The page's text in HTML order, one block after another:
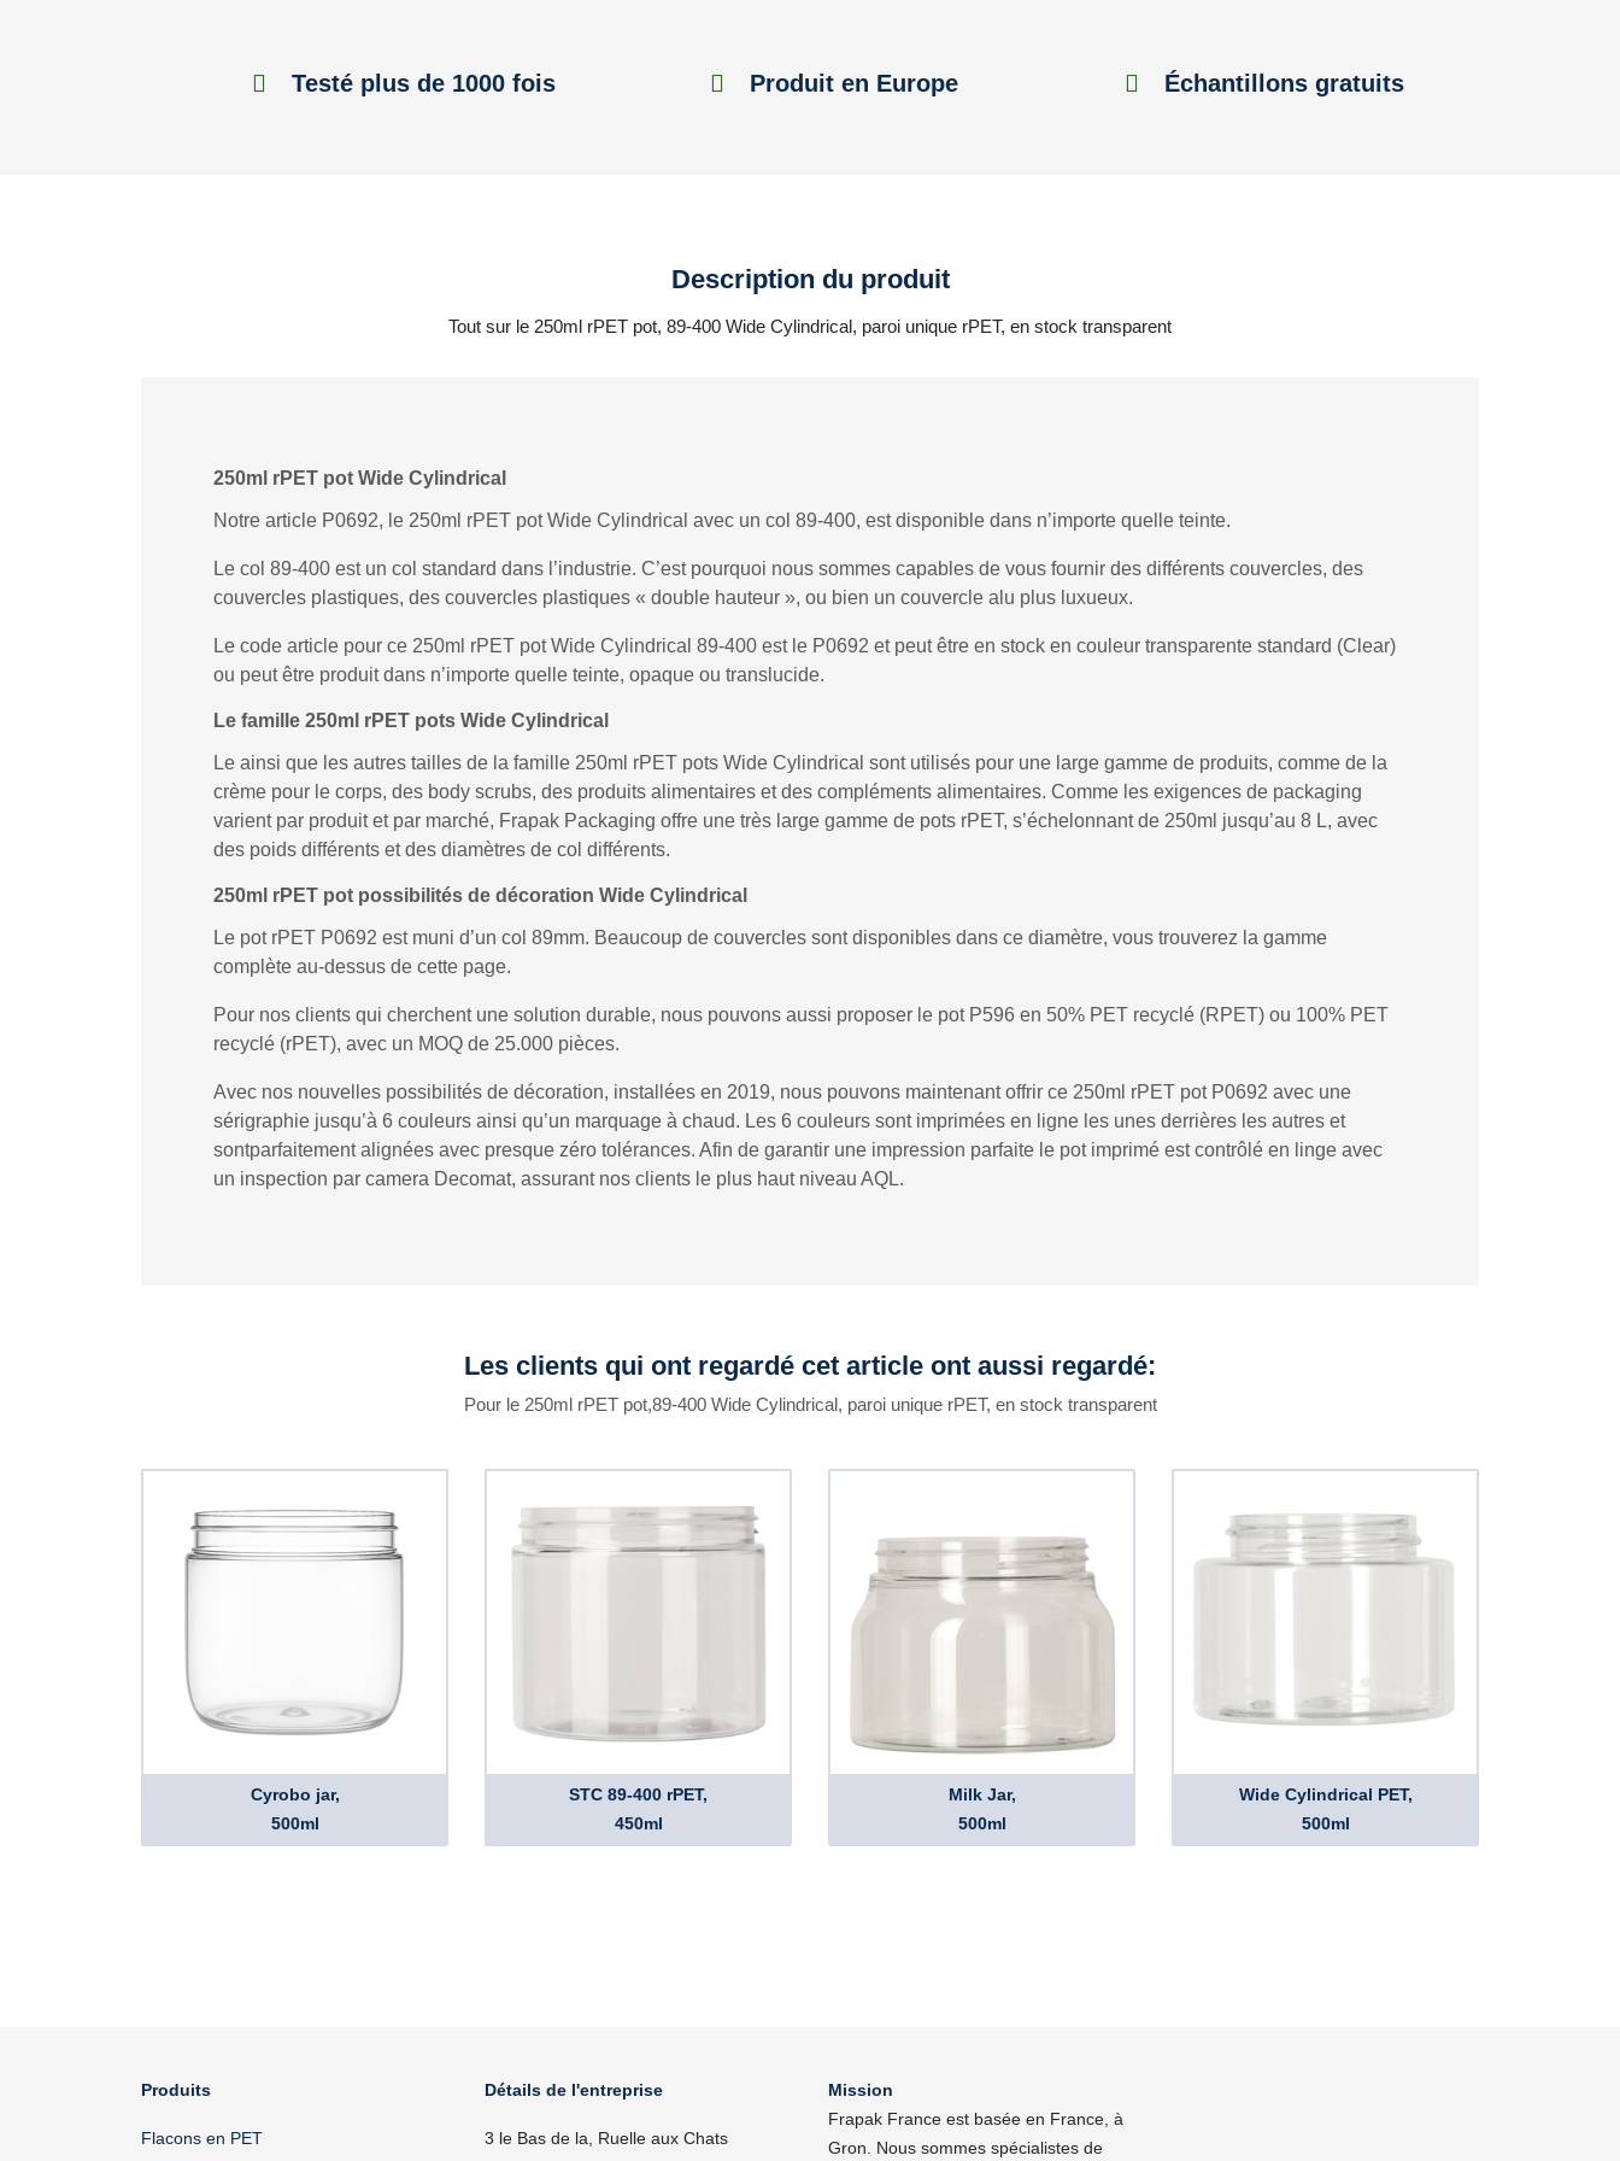
Testé plus de 1000 fois Produit en Europe Échantillons gratuits
Description du produit
Tout sur le 250ml rPET pot, 89-400 Wide Cylindrical, paroi unique rPET, en stock transparent
250ml rPET pot Wide Cylindrical
Notre article P0692, le 250ml rPET pot Wide Cylindrical avec un col 89-400, est disponible dans n’importe quelle teinte.
Le col 89-400 est un col standard dans l’industrie. C’est pourquoi nous sommes capables de vous fournir des différents couvercles, des
couvercles plastiques, des couvercles plastiques « double hauteur », ou bien un couvercle alu plus luxueux.
Le code article pour ce 250ml rPET pot Wide Cylindrical 89-400 est le P0692 et peut être en stock en couleur transparente standard (Clear)
ou peut être produit dans n’importe quelle teinte, opaque ou translucide.
Le famille 250ml rPET pots Wide Cylindrical
Le ainsi que les autres tailles de la famille 250ml rPET pots Wide Cylindrical sont utilisés pour une large gamme de produits, comme de la
crème pour le corps, des body scrubs, des produits alimentaires et des compléments alimentaires. Comme les exigences de packaging
varient par produit et par marché, Frapak Packaging offre une très large gamme de pots rPET, s’échelonnant de 250ml jusqu’au 8 L, avec
des poids différents et des diamètres de col différents.
250ml rPET pot possibilités de décoration Wide Cylindrical
Le pot rPET P0692 est muni d’un col 89mm. Beaucoup de couvercles sont disponibles dans ce diamètre, vous trouverez la gamme
complète au-dessus de cette page.
Pour nos clients qui cherchent une solution durable, nous pouvons aussi proposer le pot P596 en 50% PET recyclé (RPET) ou 100% PET
recyclé (rPET), avec un MOQ de 25.000 pièces.
Avec nos nouvelles possibilités de décoration, installées en 2019, nous pouvons maintenant offrir ce 250ml rPET pot P0692 avec une
sérigraphie jusqu’à 6 couleurs ainsi qu’un marquage à chaud. Les 6 couleurs sont imprimées en ligne les unes derrières les autres et
sontparfaitement alignées avec presque zéro tolérances. Afin de garantir une impression parfaite le pot imprimé est contrôlé en linge avec
un inspection par camera Decomat, assurant nos clients le plus haut niveau AQL.
Les clients qui ont regardé cet article ont aussi regardé:
Pour le 250ml rPET pot,89-400 Wide Cylindrical, paroi unique rPET, en stock transparent
Cyrobo jar,
500ml
STC 89-400 rPET,
450ml
Milk Jar,
500ml
Wide Cylindrical PET,
500ml
Produits
Flacons en PET
Détails de l'entreprise
3 le Bas de la, Ruelle aux Chats
Mission
Frapak France est basée en France, à
Gron. Nous sommes spécialistes de